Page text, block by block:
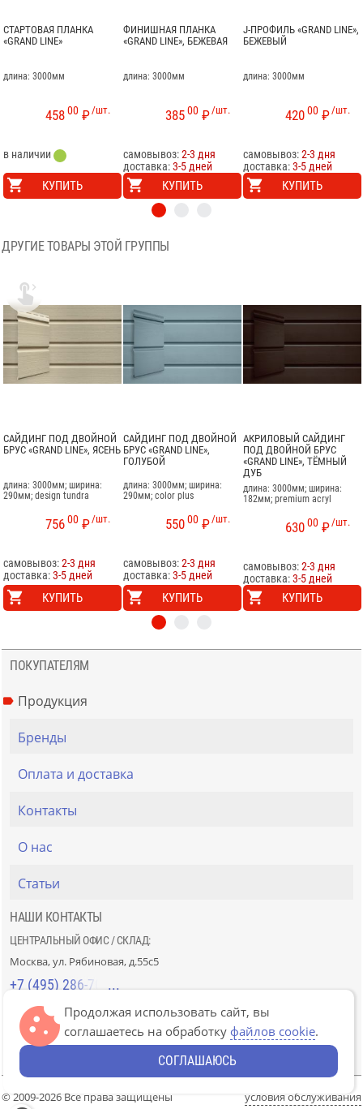
СТАРТОВАЯ ПЛАНКА
«GRAND LINE»
длина: 3000мм
/шт.
45800 ₽
в наличии
КУПИТЬ
ФИНИШНАЯ ПЛАНКА
«GRAND LINE», БЕЖЕВАЯ
длина: 3000мм
/шт.
38500 ₽
самовывоз:2-3 дня
доставка:3-5 дней
КУПИТЬ
J-ПРОФИЛЬ «GRAND LINE»,
БЕЖЕВЫЙ
длина: 3000мм
/шт.
42000 ₽
самовывоз:2-3 дня
доставка:3-5 дней
КУПИТЬ
ДРУГИЕ ТОВАРЫ ЭТОЙ ГРУППЫ
САЙДИНГ ПОД ДВОЙНОЙ
БРУС «GRAND LINE», ЯСЕНЬ
длина: 3000мм; ширина:
290мм; design tundra
/шт.
75600 ₽
самовывоз:2-3 дня
доставка:3-5 дней
КУПИТЬ
САЙДИНГ ПОД ДВОЙНОЙ
БРУС «GRAND LINE»,
ГОЛУБОЙ
длина: 3000мм; ширина:
290мм; color plus
/шт.
55000 ₽
самовывоз:2-3 дня
доставка:3-5 дней
КУПИТЬ
АКРИЛОВЫЙ САЙДИНГ
ПОД ДВОЙНОЙ БРУС
«GRAND LINE», ТЁМНЫЙ
ДУБ
длина: 3000мм; ширина:
182мм; premium acryl
/шт.
63000 ₽
самовывоз:2-3 дня
доставка:3-5 дней
КУПИТЬ

ПОКУПАТЕЛЯМ
Продукция
Бренды
Оплата и доставка
Контакты
О нас
Статьи
НАШИ КОНТАКТЫ
ЦЕНТРАЛЬНЫЙ ОФИС / СКЛАД:
Москва, ул. Рябиновая, д.55с5
+7 (495) 286-70-40
СТРОЙРЫНОК «СЛАВЯНСКИЙ МИР»:
Москва, 41км МКАД, пав. Г-14/7-8 и Д-14/7-8
+7 (499) 226-74-18
© 2009-2026 Все права защищены
условия обслуживания
Продолжая использовать сайт, вы
соглашаетесь на обработку файлов cookie.
СОГЛАШАЮСЬ